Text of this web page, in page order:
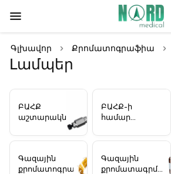
Գլխավոր Քրոմատոգրաֆիա
Լամպեր
ԲԱՀՔ
աշտարակներ
ԲԱՀՔ-ի
համար
լուծիչները
Գազային
քրոմատոգրաֆիայի
Գազային
քրոմատագրման